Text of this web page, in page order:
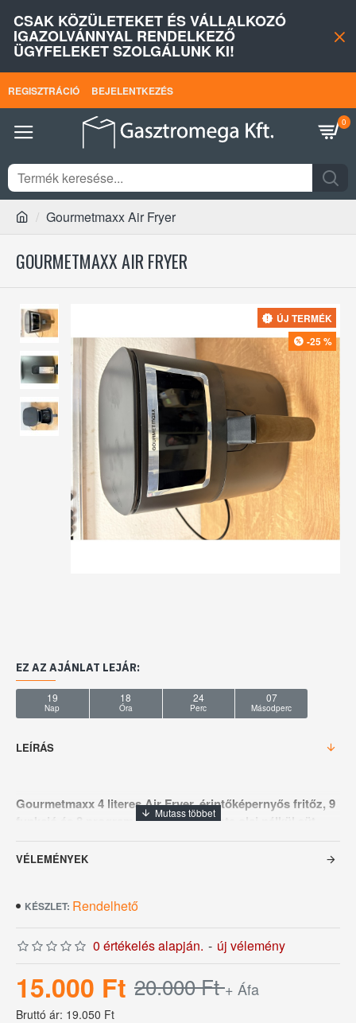
CSAK KÖZÜLETEKET ÉS VÁLLALKOZÓ
IGAZOLVÁNNYAL RENDELKEZŐ
ÜGYFELEKET SZOLGÁLUNK KI!
REGISZTRÁCIÓ BEJELENTKEZÉS
0
Gourmetmaxx Air Fryer
GOURMETMAXX AIR FRYER
ÚJ TERMÉK
-25 %
LEÍRÁS
Gourmetmaxx 4 literes Air Fryer, érintőképernyős fritőz, 9
funkció és 8 program, mini sütő - szinte olaj nélkül süt,
forrólevegős fritőz tartozékok, mosogatógépben mosható
Olajsütő típusa:Forrólevegős
Teljesítmény:
1500 W
Tartókapacitás: 2 kg
VÉLEMÉNYEK
KÉSZLET: Rendelhető
0 értékelés alapján. - új vélemény
EZ AZ AJÁNLAT LEJÁR:
19
Nap
18
Óra
24
Perc
05
Másodperc
15.000 Ft 20.000 Ft+ Áfa
Bruttó ár: 19.050 Ft